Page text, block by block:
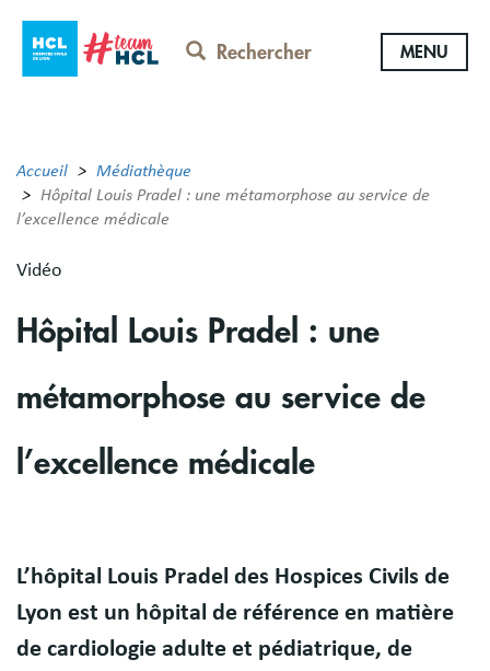
contenu
Rechercher MENU
Accueil
Médiathèque
Hôpital Louis Pradel : une métamorphose au service de
l’excellence médicale
Vidéo
Hôpital Louis Pradel : une
métamorphose au service de
l’excellence médicale
Body
L’hôpital Louis Pradel des Hospices Civils de
Lyon est un hôpital de référence en matière
de cardiologie adulte et pédiatrique, de